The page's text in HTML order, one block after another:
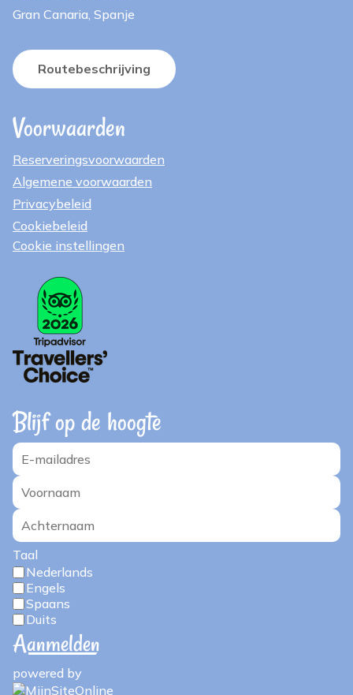
Gran Canaria, Spanje
Routebeschrijving
Voorwaarden
Reserveringsvoorwaarden
Algemene voorwaarden
Privacybeleid
Cookiebeleid
Cookie instellingen
Blijf op de hoogte
Taal
Nederlands
Engels
Spaans
Duits
powered by